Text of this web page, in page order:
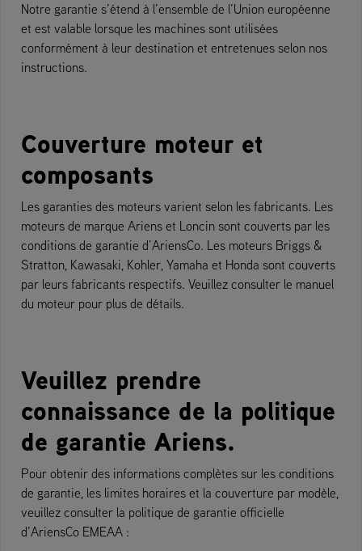
Notre garantie s’étend à l’ensemble de l’Union européenne
et est valable lorsque les machines sont utilisées
conformément à leur destination et entretenues selon nos
instructions.
Couverture moteur et
composants
Les garanties des moteurs varient selon les fabricants. Les
moteurs de marque Ariens et Loncin sont couverts par les
conditions de garantie d’AriensCo. Les moteurs Briggs &
Stratton, Kawasaki, Kohler, Yamaha et Honda sont couverts
par leurs fabricants respectifs. Veuillez consulter le manuel
du moteur pour plus de détails.
Veuillez prendre
connaissance de la politique
de garantie Ariens.
Pour obtenir des informations complètes sur les conditions
de garantie, les limites horaires et la couverture par modèle,
veuillez consulter la politique de garantie officielle
d’AriensCo EMEAA :